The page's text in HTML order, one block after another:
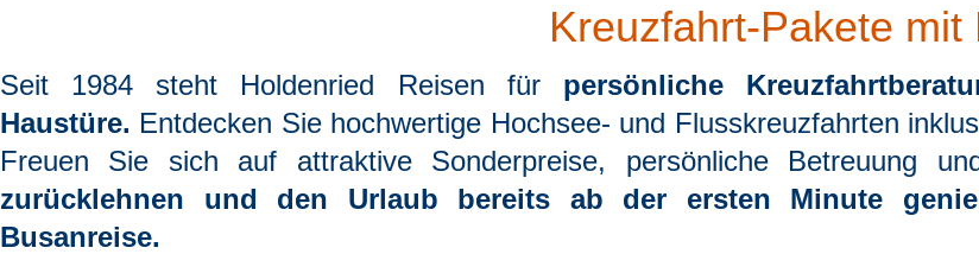
Kreuzfahrt-Pakete mit
Seit 1984 steht Holdenried Reisen für persönliche
Haustüre. Entdecken Sie hochwertige Hochsee- und Flusskreuzfahrten
Freuen Sie sich auf attraktive Sonderpreise, persönliche Betreuung
zurücklehnen und den Urlaub bereits ab der ersten Minute
Busanreise.